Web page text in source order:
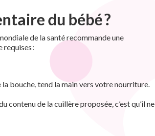
du bébé ?
de la santé recommande une
:
la bouche, tend la main vers votre nourriture.
contenu de la cuillère proposée, c’est qu’il ne